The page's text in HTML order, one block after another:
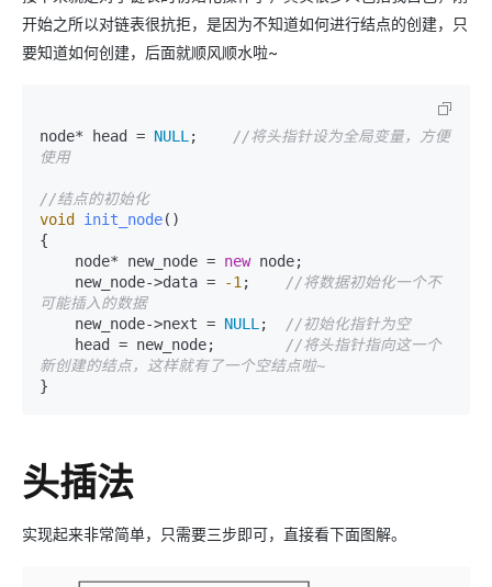
开始之所以对链表很抗拒，是因为不知道如何进行结点的创建，只
要知道如何创建，后面就顺风顺水啦~
node* head = NULL; //将头指针设为全局变量，方便
使用
//结点的初始化
void
init_node()
{
    node* new_node =
new node;
    new_node->data =
-1; //将数据初始化一个不
可能插入的数据
    new_node->next =
NULL; //初始化指针为空
    head = new_node;
//将头指针指向这一个
新创建的结点，这样就有了一个空结点啦~
}
头插法
实现起来非常简单，只需要三步即可，直接看下面图解。